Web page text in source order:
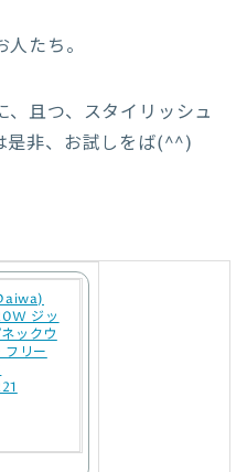
たち。
、且つ、スタイリッシュ
是非、お試しをば(^^)
ジッ
ックウ
フリー